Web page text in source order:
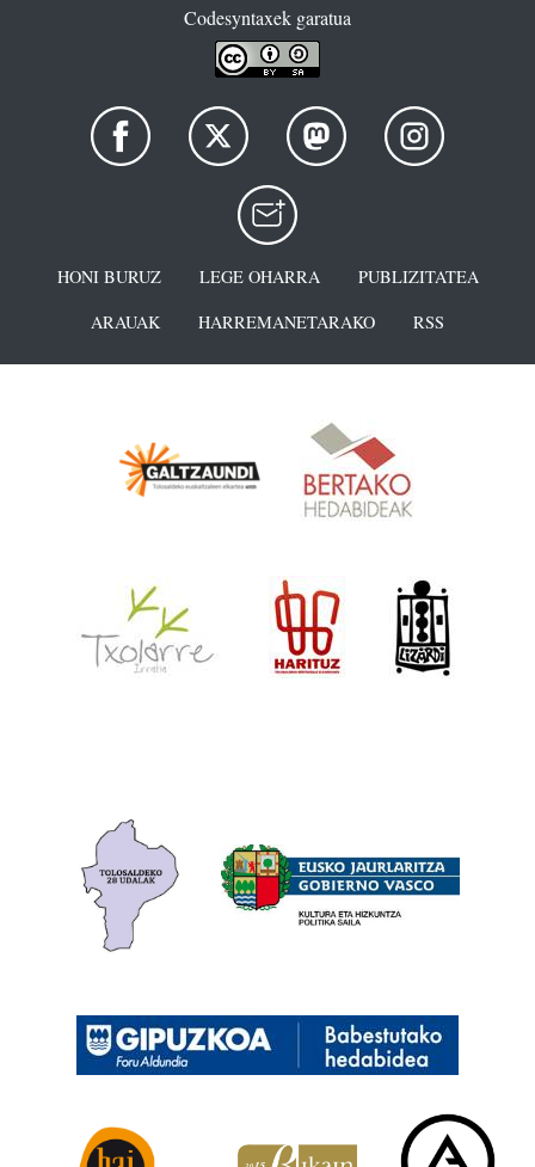
Codesyntaxek garatua
HONI BURUZ LEGE OHARRA
PUBLIZITATEA
ARAUAK
HARREMANETARAKO RSS